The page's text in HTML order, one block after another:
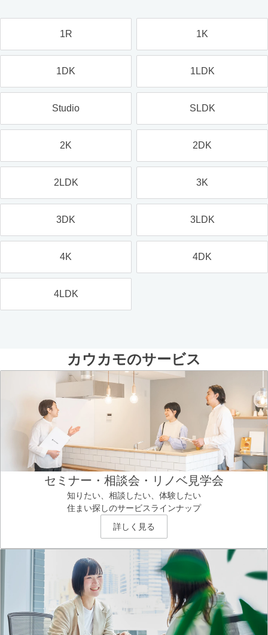
1R 1K
1DK 1LDK
Studio SLDK
2K 2DK
2LDK 3K
3DK 3LDK
4K 4DK
4LDK
カウカモのサービス
セミナー・相談会・リノベ見学会
知りたい、相談したい、体験したい
住まい探しのサービスラインナップ
詳しく見る